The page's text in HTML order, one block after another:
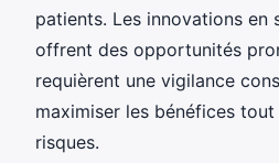
patients. Les innovations en
offrent des opportunités
requièrent une vigilance
maximiser les bénéfices
risques.